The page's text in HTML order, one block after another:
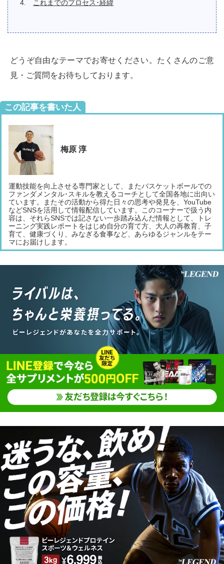
これまでのプロセス･経緯
どうぞ自由なテーマでお寄せください。たくさんのご意
見・ご質問をお待ちしております。
この記事を書いた人
梅原 淳
運動技能を向上させる専門家として、またバスケットボールでの
ファンダメンタル･スキルを教えるコーチとして全国各地に出向い
ています。またその活動から得た日々の思考や発見を、YouTube
などSNSを活用して情報配信しています。このコーナーで扱う内
容は、それらSNSでは記さない一歩踏み込んだ情報として、トレ
ーニング実践レポートをはじめ自分の育て方、大人の再教育、子
育て、健康づくり、みなぎる食事など、あらゆるジャンルをテー
マにお届けします。